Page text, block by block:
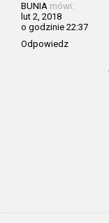
BUNIA mówi:
lut 2, 2018
o godzinie 22:37
Odpowiedz